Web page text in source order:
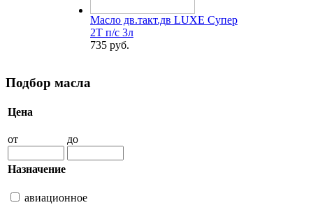
Масло дв.такт.дв LUXE Супер
2Т п/с 3л
735 руб.
Подбор масла
Цена
от до
Назначение
авиационное